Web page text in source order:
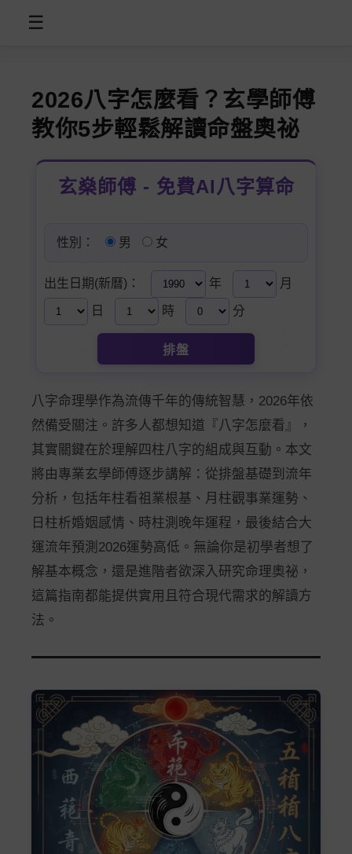
☰
2026八字怎麼看？玄學師傅
教你5步輕鬆解讀命盤奧祕
玄燊師傅 - 免費AI八字算命
性別： 男 女
出生日期(新曆)： 年 月
日 時 分
排盤
八字命理學作為流傳千年的傳統智慧，2026年依
然備受關注。許多人都想知道『八字怎麼看』，
其實關鍵在於理解四柱八字的組成與互動。本文
將由專業玄學師傅逐步講解：從排盤基礎到流年
分析，包括年柱看祖業根基、月柱觀事業運勢、
日柱析婚姻感情、時柱測晚年運程，最後結合大
運流年預測2026運勢高低。無論你是初學者想了
解基本概念，還是進階者欲深入研究命理奧祕，
這篇指南都能提供實用且符合現代需求的解讀方
法。